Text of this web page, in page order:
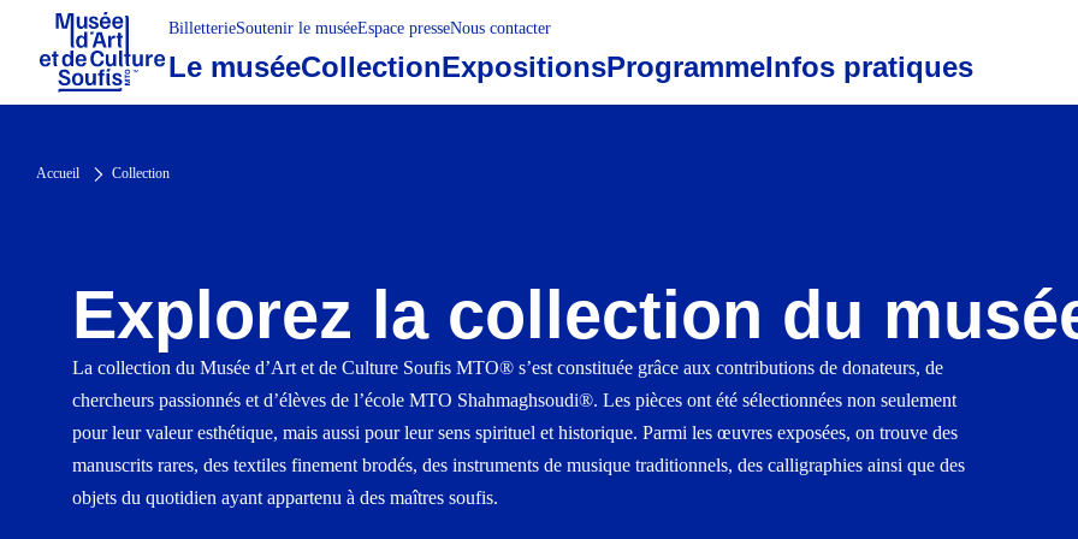
BilletterieSoutenir le muséeEspace presseNous contacter
Le muséeCollectionExpositionsProgrammeInfos pratiques
Accueil Collection
Explorez la collection du
La collection du Musée d’Art et de Culture Soufis MTO® s’est constituée grâce aux contributions de donateurs, de
chercheurs passionnés et d’élèves de l’école MTO Shahmaghsoudi®. Les pièces ont été sélectionnées non seulement
pour leur valeur esthétique, mais aussi pour leur sens spirituel et historique. Parmi les œuvres exposées, on trouve des
manuscrits rares, des textiles finement brodés, des instruments de musique traditionnels, des calligraphies ainsi que des
objets du quotidien ayant appartenu à des maîtres soufis.